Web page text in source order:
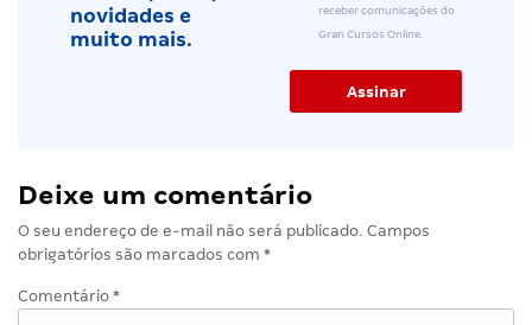
novidades e
muito mais.
receber comunicações do
Gran Cursos Online.
Deixe um comentário
O seu endereço de e-mail não será publicado. Campos
obrigatórios são marcados com *
Comentário *